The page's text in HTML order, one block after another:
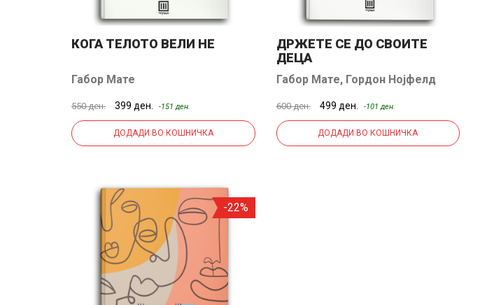
КОГА ТЕЛОТО ВЕЛИ НЕ
Габор Мате
550 ден. 399 ден. -151 ден.
ДОДАДИ ВО КОШНИЧКА
ДРЖЕТЕ СЕ ДО СВОИТЕ
ДЕЦА
Габор Мате, Гордон Нојфелд
600 ден. 499 ден. -101 ден.
ДОДАДИ ВО КОШНИЧКА
-22%